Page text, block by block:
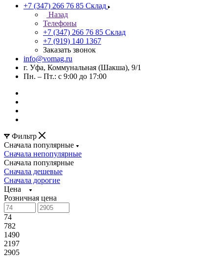
+7 (347) 266 76 85 Склад
Назад
Телефоны
+7 (347) 266 76 85 Склад
+7 (919) 140 1367
Заказать звонок
info@vomag.ru
г. Уфа, Коммунальная (Шакша), 9/1
Пн. – Пт.: с 9:00 до 17:00
Фильтр
Сначала популярные
Сначала непопулярные
Сначала популярные
Сначала дешевые
Сначала дорогие
Цена
Розничная цена
74
782
1490
2197
2905